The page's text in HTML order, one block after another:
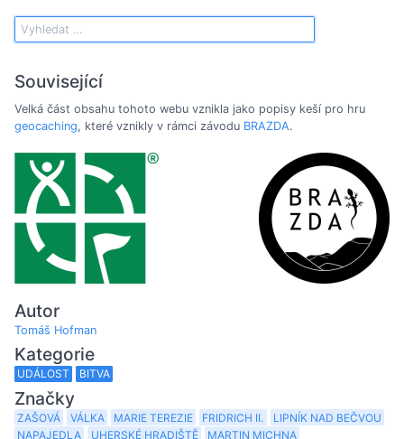
Související
Velká část obsahu tohoto webu vznikla jako popisy keší pro hru
geocaching, které vznikly v rámci závodu BRAZDA.
Autor
Tomáš Hofman
Kategorie
UDÁLOST BITVA
Značky
ZAŠOVÁ VÁLKA MARIE TEREZIE FRIDRICH II.
LIPNÍK NAD BEČVOU
NAPAJEDLA
UHERSKÉ HRADIŠTĚ MARTIN MICHNA